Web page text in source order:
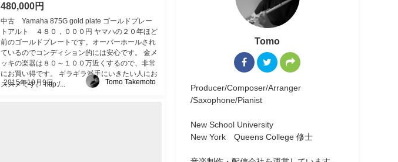
480,000円
中古 Yamaha 875G gold plate ゴールドプレー
トアルト ４８０，０００円 ヤマハの２０年ほど
前のゴールドプレートです。オーバーホールされ
ているのでコンディション的には安心です。 金メ
ッキの楽器は８０～１００万近くするので、非常
にお買い得です。 ギラギラ派手にいきたい人にお
ススメです。 http:/...
2015年10月9日 Tomo Takemoto
Tomo
Producer/Composer/Arranger
/Saxophone/Pianist
New School University
New York Queens College 修士